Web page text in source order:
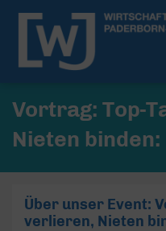
Vortrag: Top-
Nieten
Über unser Event:
verlieren, Nieten